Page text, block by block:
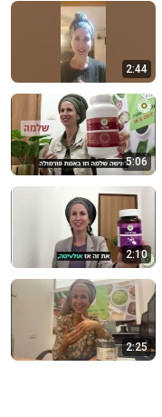
2:44
5:06
2:10
2:25